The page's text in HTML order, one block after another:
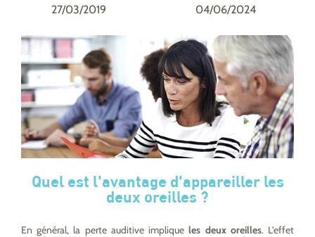
27/03/2019
04/06/2024
Quel est l'avantage d'appareiller les
deux oreilles ?
En général, la perte auditive impliqueles deux oreilles. L’effet